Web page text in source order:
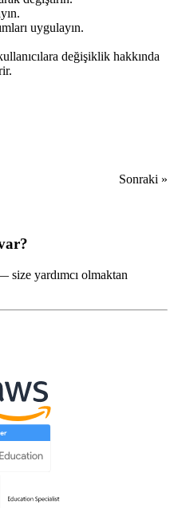
uygulayın.
değişiklik hakkında
Sonraki »
size yardımcı olmaktan